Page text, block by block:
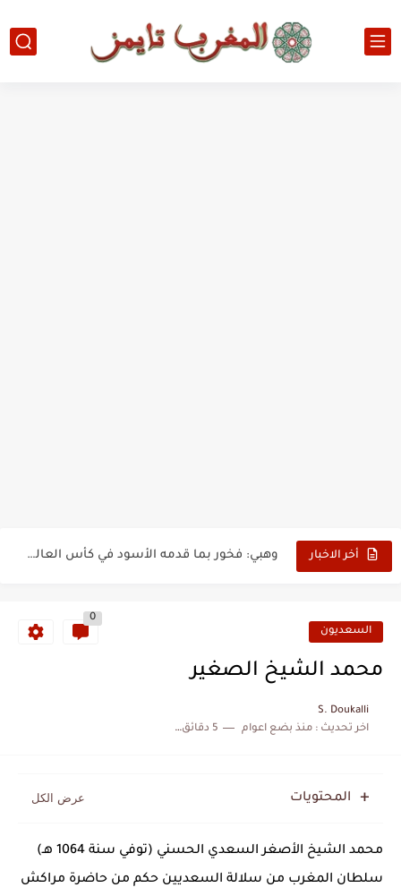
أخر الاخبار
كتاب جديد لدريانكور يفضح أساطير وخزعبلات نظام العسكر ويعيد قراءة...
الحرب الهولندية المغربية (1775-1777)
السعديون
0
محمد الشيخ الصغير
S. Doukalli
اخر تحديث :منذ بضع اعوام 5 دقائق للقراءة
المحتويات
محمد الشيخ الأصغر السعدي الحسني (توفي سنة 1064 هـ)
سلطان المغرب من سلالة السعديين حكم من حاضرة مراكش